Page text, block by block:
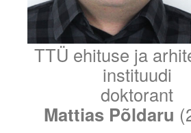
TTÜ ehituse ja
instituudi
doktorant
Mattias Põldaru